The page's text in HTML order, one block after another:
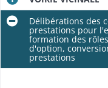
Délibérations des
prestations pour
formation des
d'option,
prestations